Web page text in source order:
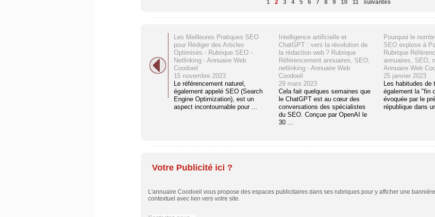
1 2 3 4 5 6 7 8 9 10 11 suivantes
Les Meilleures Pratiques SEO
pour Rédiger des Articles
Optimisés - Rubrique SEO -
Netlinking - Annuaire Web
Coodoeil
15 novembre 2023
Le référencement naturel,
également appelé SEO (Search
Engine Optimization), est un
aspect incontournable pour ...
Intelligence artificielle et
ChatGPT : vers la révolution de
la rédaction web ? Rubrique
Référencement annuaires, SEO,
netlinking - Annuaire Web
Coodoeil
29 mars 2023
Cela fait quelques semaines que
le ChatGPT est au cœur des
conversations des spécialistes
du SEO. Conçue par OpenAI le
30 ...
Pourquoi le
SEO explose à
Rubrique
annuaires, SEO,
Annuaire Web
25 janvier 2023
Les habitudes de
également la "fin
évoquée par le
république dans
Votre Publicité ici ?
L'annuaire Coodoeil vous propose des espaces publicitaires dans ses rubriques pour y afficher une
contextuel avec lien vers votre site.